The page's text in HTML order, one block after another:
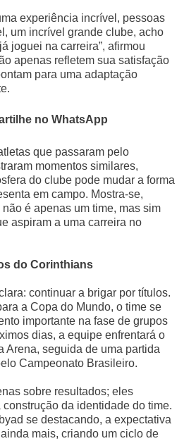
experiência incrível, pessoas
um incrível grande clube, acho
joguei na carreira”, afirmou
apenas refletem sua satisfação
para uma adaptação
no WhatsApp
que passaram pelo
momentos similares,
do clube pode mudar a forma
em campo. Mostra-se,
é apenas um time, mas sim
aspiram a uma carreira no
do Corinthians
continuar a brigar por títulos.
a Copa do Mundo, o time se
importante na fase de grupos
dias, a equipe enfrentará o
Arena, seguida de uma partida
Campeonato Brasileiro.
sobre resultados; eles
da identidade do time.
se destacando, a expectativa
mais, criando um ciclo de